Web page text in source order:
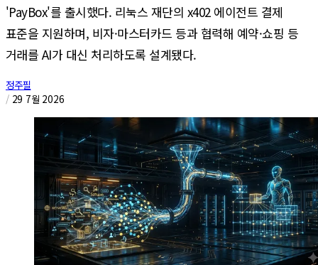
'PayBox'를 출시했다. 리눅스 재단의 x402 에이전트 결제
표준을 지원하며, 비자·마스터카드 등과 협력해 예약·쇼핑 등
거래를 AI가 대신 처리하도록 설계됐다.
정주필
/ 29 7월 2026